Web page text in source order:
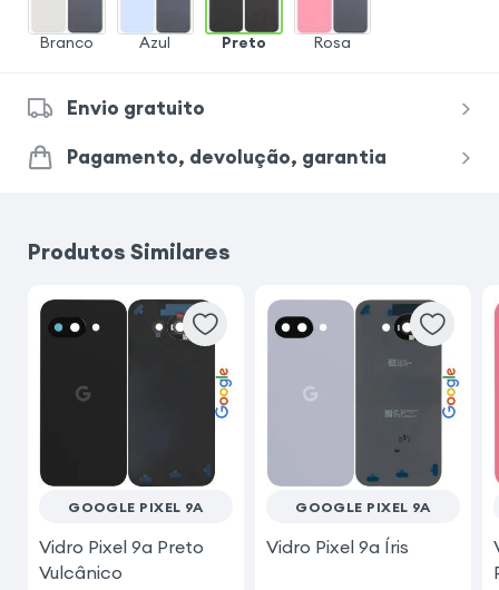
Branco Azul Preto Rosa
Envio gratuito
Pagamento, devolução, garantia
Produtos Similares
GOOGLE PIXEL 9A
Vidro Pixel 9a Preto
Vulcânico
GOOGLE PIXEL 9A
Vidro Pixel 9a Íris